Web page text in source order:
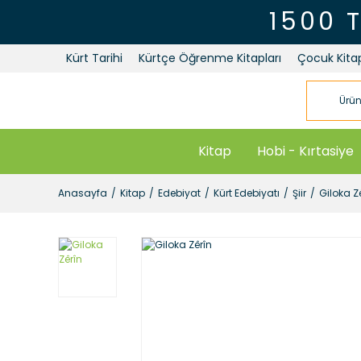
1500
Kürt Tarihi Kürtçe Öğrenme Kitapları Çocuk
Kitap Hobi - Kırtasiye
Anasayfa Kitap Edebiyat Kürt Edebiyatı Şiir Giloka